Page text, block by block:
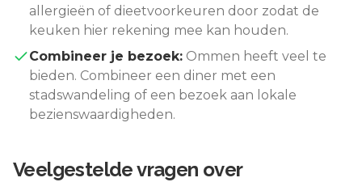
allergieën of dieetvoorkeuren door zodat de
keuken hier rekening mee kan houden.
Combineer je bezoek: Ommen heeft veel te
bieden. Combineer een diner met een
stadswandeling of een bezoek aan lokale
bezienswaardigheden.
Veelgestelde vragen over